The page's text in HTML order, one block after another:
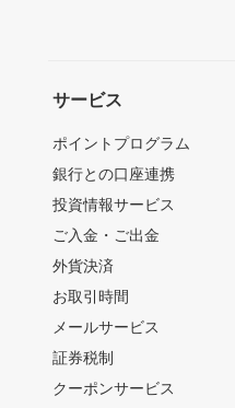
サービス
ポイントプログラム
銀行との口座連携
投資情報サービス
ご入金・ご出金
外貨決済
お取引時間
メールサービス
証券税制
クーポンサービス